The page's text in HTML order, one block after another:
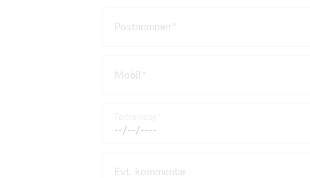
Postnummer
Mobil
Evt. kommentar